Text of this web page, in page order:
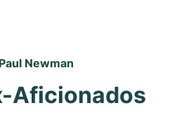
Newman
Aficionados